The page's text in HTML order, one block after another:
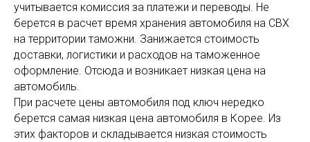
учитывается комиссия за платежи и переводы. Не
берется в расчет время хранения автомобиля на СВХ
на территории таможни. Занижается стоимость
доставки, логистики и расходов на таможенное
оформление. Отсюда и возникает низкая цена на
автомобиль.
При расчете цены автомобиля под ключ нередко
берется самая низкая цена автомобиля в Корее. Из
этих факторов и складывается низкая стоимость